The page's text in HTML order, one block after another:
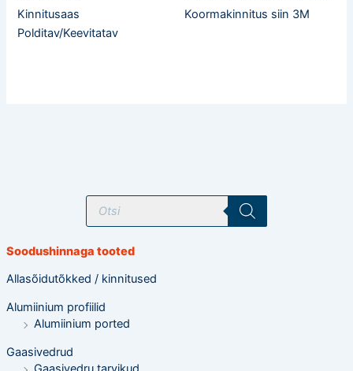
T
o
t
o
t
s
i
n
g
Soodushinnaga tooted
Allasõidutõkked / kinnitused
Alumiinium profiilid
Alumiinium ported
Gaasivedrud
Kinnitusaas
Polditav/Keevitatav
Koormakinnitus siin 3M